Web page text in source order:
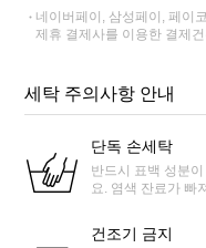
네이버페이, 삼성페이, 페이
제휴 결제사를 이용한 결제
세탁 주의사항 안내
단독 손세탁
반드시 표백 성분
요. 염색 잔료가 빠
건조기 금지